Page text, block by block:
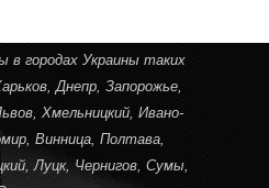
в городах Украины таких
,Днепр, Запорожье,
, Хмельницкий, Ивано-
, Винница, Полтава,
, Луцк, Чернигов, Сумы,